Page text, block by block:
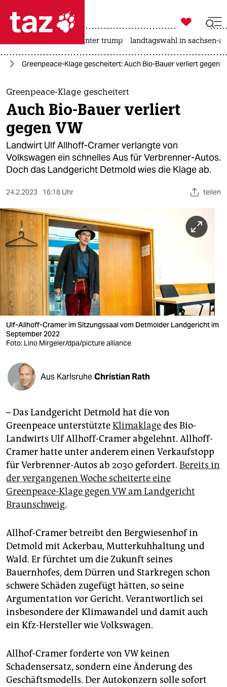
 taz zahl ich
taz zahl ich
themen
politik
öko
gesellschaft
sport
berlin
nord
wahrheit
verlag
verlag
veranstaltungen
fragen & hilfe
abo
genossenschaft
epaper login

taz zahl ich
usa unter trump landtagswahl in sachsen-
Greenpeace-Klage gescheitert: Auch Bio-Bauer verliert gegen
Greenpeace-Klage gescheitert
Auch Bio-Bauer verliert
gegen VW
Landwirt Ulf Allhoff-Cramer verlangte von
Volkswagen ein schnelles Aus für Verbrenner-Autos.
Doch das Landgericht Detmold wies die Klage ab.
24.2.2023 16:18 Uhr teilen
Ulf-Allhoff-Cramer im Sitzungssaal vom Detmolder Landgericht im
September 2022
Foto: Lino Mirgeler/dpa/picture alliance
Aus KarlsruheChristian Rath
– Das Landgericht Detmold hat die von
Greenpeace unterstützteKlimaklagedes Bio-
Landwirts Ulf Allhoff-Cramer abgelehnt. Allhoff-
Cramer hatte unter anderem einen Verkaufstopp
für Verbrenner-Autos ab 2030 gefordert. Bereits in
der vergangenen Woche scheiterte eine
Greenpeace-Klage gegen VW am Landgericht
Braunschweig.
Allhof-Cramer betreibt den Bergwiesenhof in
Detmold mit Ackerbau, Mutterkuhhaltung und
Wald. Er fürchtet um die Zukunft seines
Bauernhofes, dem Dürren und Starkregen schon
schwere Schäden zugefügt hätten, so seine
Argumentation vor Gericht. Verantwortlich sei
insbesondere der Klimawandel und damit auch
ein Kfz-Hersteller wie Volkswagen.
Allhof-Cramer forderte von VW keinen
Schadensersatz, sondern eine Änderung des
Geschäftsmodells. Der Autokonzern solle sofort